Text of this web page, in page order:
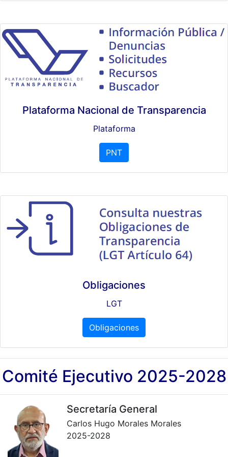
Plataforma Nacional de Transparencia
Plataforma
PNT
Obligaciones
LGT
Obligaciones
Comité Ejecutivo 2025-2028
Secretaría General
Carlos Hugo Morales Morales
2025-2028